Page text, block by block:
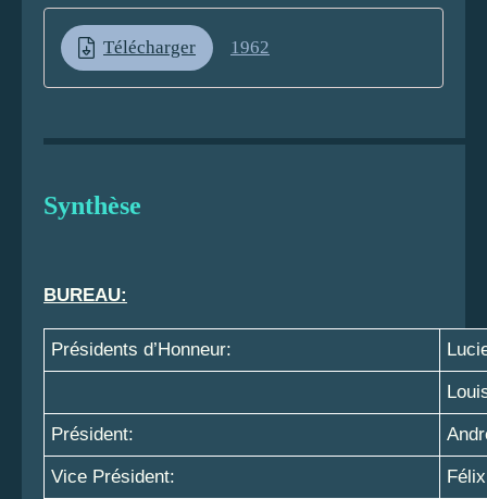
Télécharger 1962
Synthèse
BUREAU:
Présidents d’Honneur:
Président:
Vice Président: